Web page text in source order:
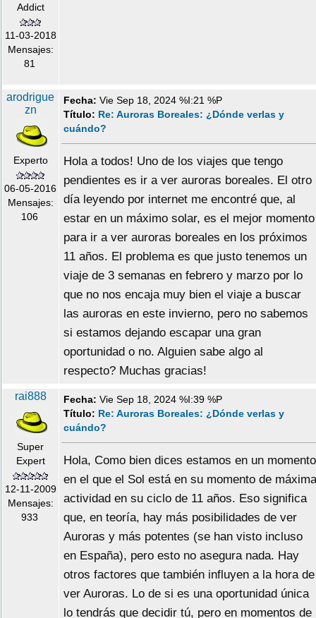
Addict
11-03-2018
Mensajes:
81
arodrigue
zn
Experto
06-05-2016
Mensajes:
106
Fecha: Vie Sep 18, 2024 %I:21 %P
Título: Re: Auroras Boreales: ¿Dónde verlas y
cuándo?
Hola a todos! Uno de los viajes que tengo
pendientes es ir a ver auroras boreales. El otro
día leyendo por internet me encontré que, al
estar en un máximo solar, es el mejor momento
para ir a ver auroras boreales en los próximos
11 años. El problema es que justo tenemos un
viaje de 3 semanas en febrero y marzo por lo
que no nos encaja muy bien el viaje a buscar
las auroras en este invierno, pero no sabemos
si estamos dejando escapar una gran
oportunidad o no. Alguien sabe algo al
respecto? Muchas gracias!
rai888
Super
Expert
12-11-2009
Mensajes:
933
Fecha: Vie Sep 18, 2024 %I:39 %P
Título: Re: Auroras Boreales: ¿Dónde verlas y
cuándo?
Hola, Como bien dices estamos en un momento
en el que el Sol está en su momento de máxima
actividad en su ciclo de 11 años. Eso significa
que, en teoría, hay más posibilidades de ver
Auroras y más potentes (se han visto incluso
en España), pero esto no asegura nada. Hay
otros factores que también influyen a la hora de
ver Auroras. Lo de si es una oportunidad única
lo tendrás que decidir tú, pero en momentos de